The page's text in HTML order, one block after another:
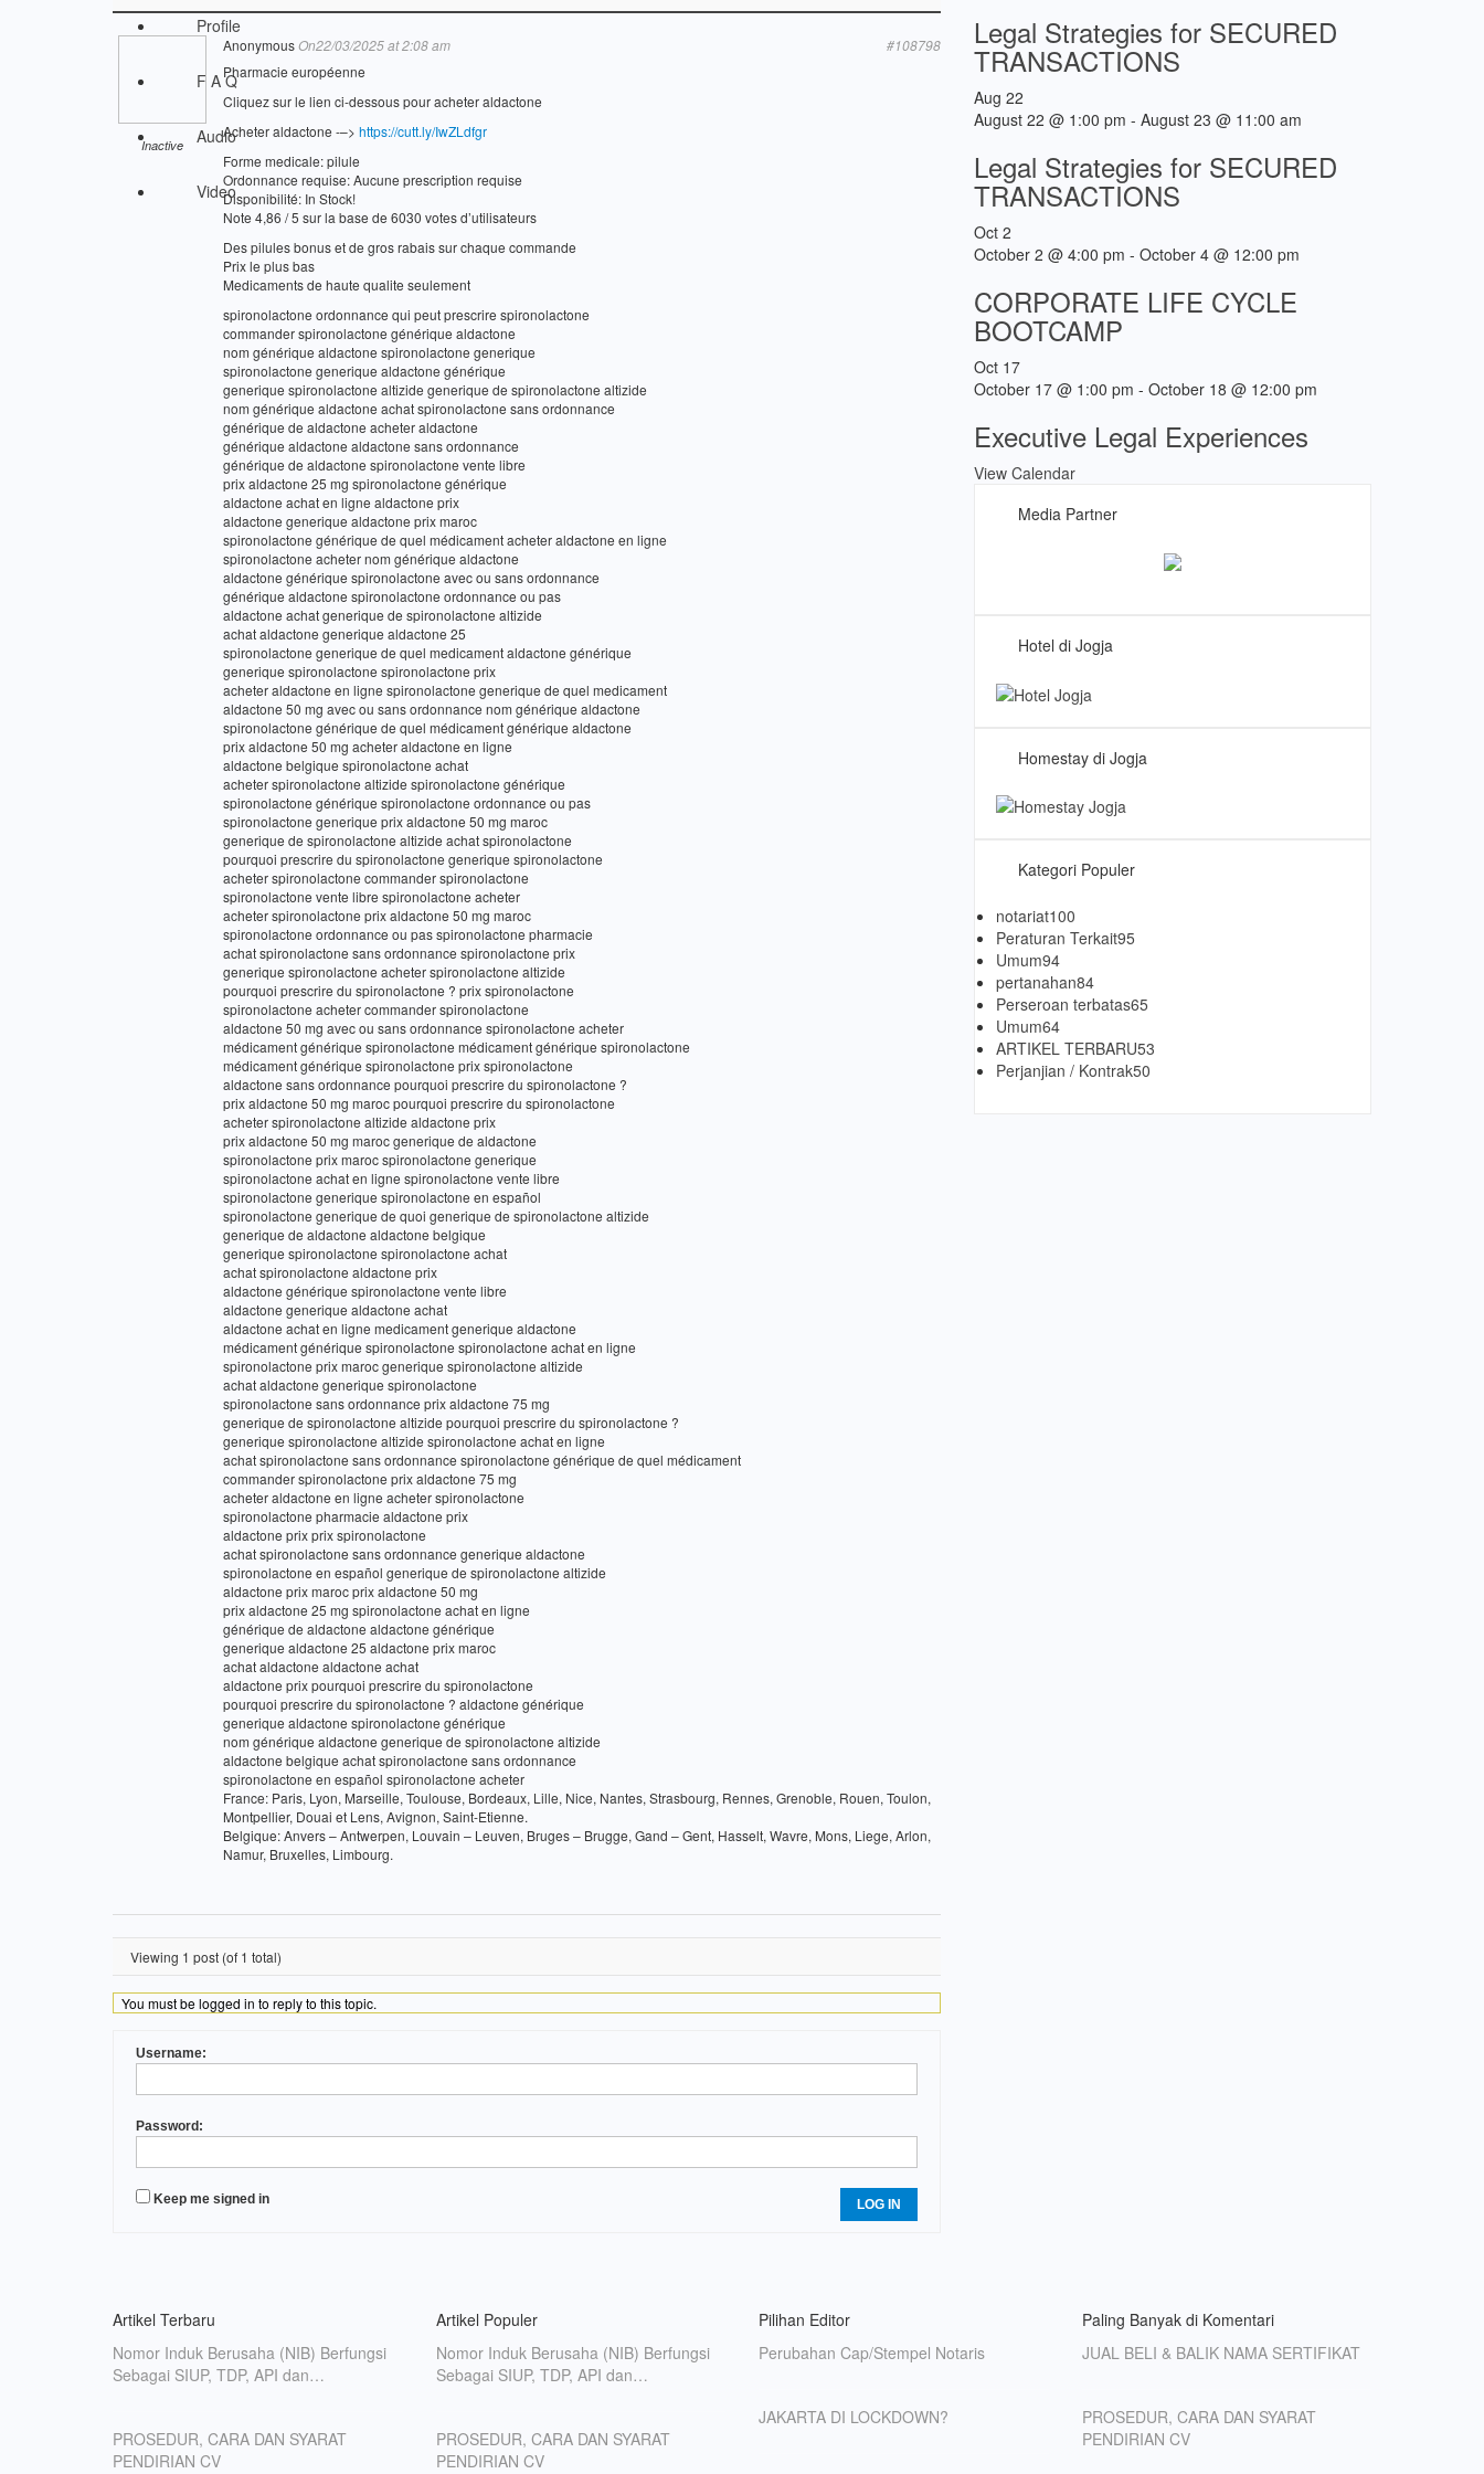
Profile
F A Q
Audio
Video
Inactive
AnonymousOn22/03/2025 at 2:08 am
#108798
Pharmacie européenne
Cliquez sur le lien ci-dessous pour acheter aldactone
Acheter aldactone -–> https://cutt.ly/IwZLdfgr
Forme medicale: pilule
Ordonnance requise: Aucune prescription requise
Disponibilité: In Stock!
Note 4,86 / 5 sur la base de 6030 votes d’utilisateurs
Des pilules bonus et de gros rabais sur chaque commande
Prix le plus bas
Medicaments de haute qualite seulement
spironolactone ordonnance qui peut prescrire spironolactone
commander spironolactone générique aldactone
nom générique aldactone spironolactone generique
spironolactone generique aldactone générique
generique spironolactone altizide generique de spironolactone altizide
nom générique aldactone achat spironolactone sans ordonnance
générique de aldactone acheter aldactone
générique aldactone aldactone sans ordonnance
générique de aldactone spironolactone vente libre
prix aldactone 25 mg spironolactone générique
aldactone achat en ligne aldactone prix
aldactone generique aldactone prix maroc
spironolactone générique de quel médicament acheter aldactone en ligne
spironolactone acheter nom générique aldactone
aldactone générique spironolactone avec ou sans ordonnance
générique aldactone spironolactone ordonnance ou pas
aldactone achat generique de spironolactone altizide
achat aldactone generique aldactone 25
spironolactone generique de quel medicament aldactone générique
generique spironolactone spironolactone prix
acheter aldactone en ligne spironolactone generique de quel medicament
aldactone 50 mg avec ou sans ordonnance nom générique aldactone
spironolactone générique de quel médicament générique aldactone
prix aldactone 50 mg acheter aldactone en ligne
aldactone belgique spironolactone achat
acheter spironolactone altizide spironolactone générique
spironolactone générique spironolactone ordonnance ou pas
spironolactone generique prix aldactone 50 mg maroc
generique de spironolactone altizide achat spironolactone
pourquoi prescrire du spironolactone generique spironolactone
acheter spironolactone commander spironolactone
spironolactone vente libre spironolactone acheter
acheter spironolactone prix aldactone 50 mg maroc
spironolactone ordonnance ou pas spironolactone pharmacie
achat spironolactone sans ordonnance spironolactone prix
generique spironolactone acheter spironolactone altizide
pourquoi prescrire du spironolactone ? prix spironolactone
spironolactone acheter commander spironolactone
aldactone 50 mg avec ou sans ordonnance spironolactone acheter
médicament générique spironolactone médicament générique spironolactone
médicament générique spironolactone prix spironolactone
aldactone sans ordonnance pourquoi prescrire du spironolactone ?
prix aldactone 50 mg maroc pourquoi prescrire du spironolactone
acheter spironolactone altizide aldactone prix
prix aldactone 50 mg maroc generique de aldactone
spironolactone prix maroc spironolactone generique
spironolactone achat en ligne spironolactone vente libre
spironolactone generique spironolactone en español
spironolactone generique de quoi generique de spironolactone altizide
generique de aldactone aldactone belgique
generique spironolactone spironolactone achat
achat spironolactone aldactone prix
aldactone générique spironolactone vente libre
aldactone generique aldactone achat
aldactone achat en ligne medicament generique aldactone
médicament générique spironolactone spironolactone achat en ligne
spironolactone prix maroc generique spironolactone altizide
achat aldactone generique spironolactone
spironolactone sans ordonnance prix aldactone 75 mg
generique de spironolactone altizide pourquoi prescrire du spironolactone ?
generique spironolactone altizide spironolactone achat en ligne
achat spironolactone sans ordonnance spironolactone générique de quel médicament
commander spironolactone prix aldactone 75 mg
acheter aldactone en ligne acheter spironolactone
spironolactone pharmacie aldactone prix
aldactone prix prix spironolactone
achat spironolactone sans ordonnance generique aldactone
spironolactone en español generique de spironolactone altizide
aldactone prix maroc prix aldactone 50 mg
prix aldactone 25 mg spironolactone achat en ligne
générique de aldactone aldactone générique
generique aldactone 25 aldactone prix maroc
achat aldactone aldactone achat
aldactone prix pourquoi prescrire du spironolactone
pourquoi prescrire du spironolactone ? aldactone générique
generique aldactone spironolactone générique
nom générique aldactone generique de spironolactone altizide
aldactone belgique achat spironolactone sans ordonnance
spironolactone en español spironolactone acheter
France: Paris, Lyon, Marseille, Toulouse, Bordeaux, Lille, Nice, Nantes, Strasbourg, Rennes, Grenoble, Rouen, Toulon,
Montpellier, Douai et Lens, Avignon, Saint-Etienne.
Belgique: Anvers – Antwerpen, Louvain – Leuven, Bruges – Brugge, Gand – Gent, Hasselt, Wavre, Mons, Liege, Arlon,
Namur, Bruxelles, Limbourg.
Viewing 1 post (of 1 total)
You must be logged in to reply to this topic.
Username:
Password:
Keep me signed in LOG IN
Legal Strategies for SECURED
TRANSACTIONS
Aug 22
August 22 @ 1:00 pm - August 23 @ 11:00 am
Legal Strategies for SECURED
TRANSACTIONS
Oct 2
October 2 @ 4:00 pm - October 4 @ 12:00 pm
CORPORATE LIFE CYCLE
BOOTCAMP
Oct 17
October 17 @ 1:00 pm - October 18 @ 12:00 pm
Executive Legal Experiences
View Calendar
Media Partner
Hotel di Jogja
Homestay di Jogja
Kategori Populer
notariat100
Peraturan Terkait95
Umum94
pertanahan84
Perseroan terbatas65
Umum64
ARTIKEL TERBARU53
Perjanjian / Kontrak50
Artikel Terbaru
Nomor Induk Berusaha (NIB) Berfungsi
Sebagai SIUP, TDP, API dan…
PROSEDUR, CARA DAN SYARAT
PENDIRIAN CV
Artikel Populer
Nomor Induk Berusaha (NIB) Berfungsi
Sebagai SIUP, TDP, API dan…
PROSEDUR, CARA DAN SYARAT
PENDIRIAN CV
Pilihan Editor
Perubahan Cap/Stempel Notaris
JAKARTA DI LOCKDOWN?
Paling Banyak di Komentari
JUAL BELI & BALIK NAMA SERTIFIKAT
PROSEDUR, CARA DAN SYARAT
PENDIRIAN CV